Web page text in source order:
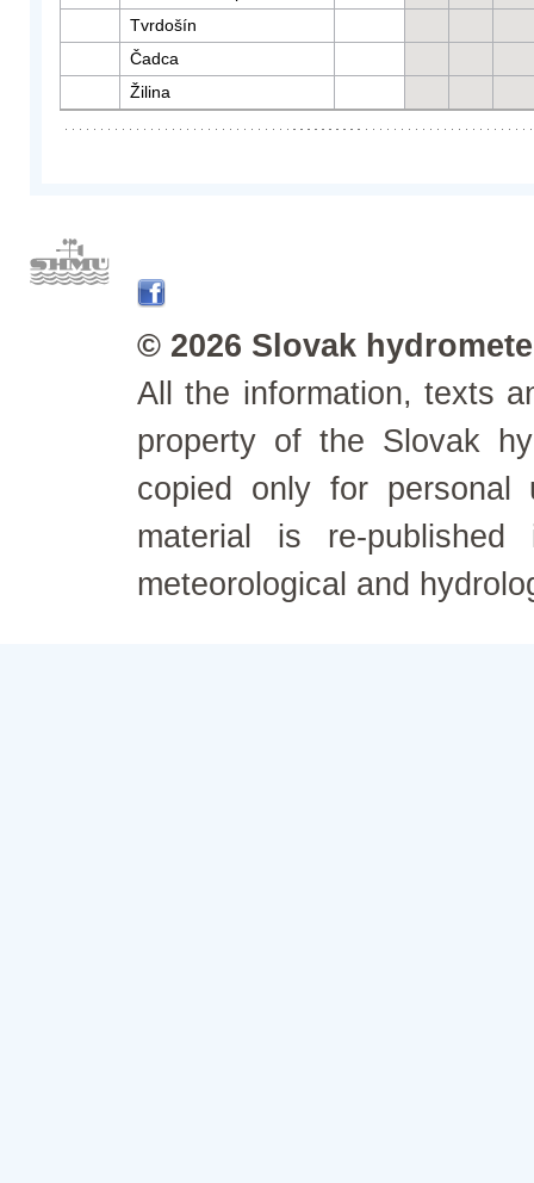
Tvrdošín
Čadca
Žilina
© 2026 Slovak
All the information, texts
property of the Slovak
copied only for personal
material is re-
meteorological and